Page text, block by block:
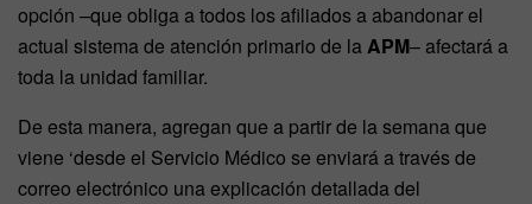
opción –que obliga a todos los afiliados a abandonar el
actual sistema de atención primario de laAPM– afectará a
toda la unidad familiar.
De esta manera, agregan que a partir de la semana que
viene ‘desde el Servicio Médico se enviará a través de
correo electrónico una explicación detallada del